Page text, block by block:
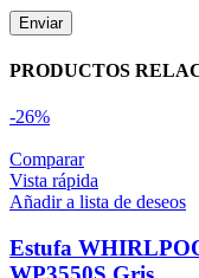
PRODUCTOS
-26%
Comparar
Vista rápida
Añadir a lista de deseos
Estufa